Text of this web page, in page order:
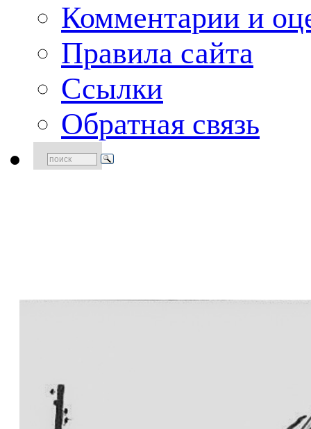
Комментарии и
Правила сайта
Ссылки
Обратная связь